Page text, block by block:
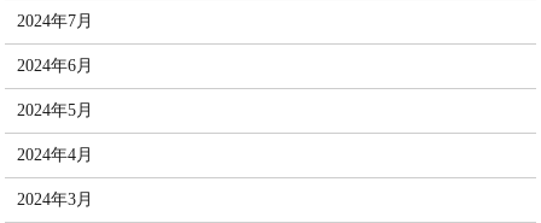
2024年7月
2024年6月
2024年5月
2024年4月
2024年3月